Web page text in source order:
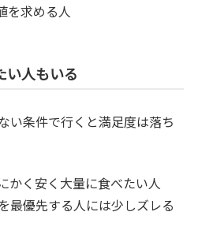
を求める人
い人もいる
い条件で行くと満足度は落ち
かく安く大量に食べたい人
最優先する人には少しズレる